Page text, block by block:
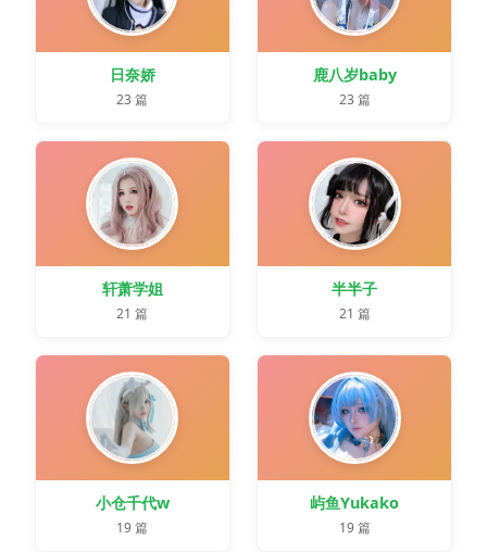
日奈娇
23 篇
鹿八岁baby
23 篇
轩萧学姐
21 篇
半半子
21 篇
小仓千代w
19 篇
屿鱼Yukako
19 篇